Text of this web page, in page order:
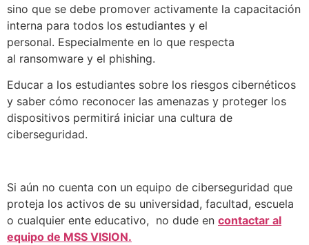
sino que se debe promover activamente la capacitación
interna para todos los estudiantes y el
personal. Especialmente en lo que respecta
al ransomware y el phishing.
Educar a los estudiantes sobre los riesgos cibernéticos
y saber cómo reconocer las amenazas y proteger los
dispositivos permitirá iniciar una cultura de
ciberseguridad.
Si aún no cuenta con un equipo de ciberseguridad que
proteja los activos de su universidad, facultad, escuela
o cualquier ente educativo, no dude en contactar al
equipo de MSS VISION.